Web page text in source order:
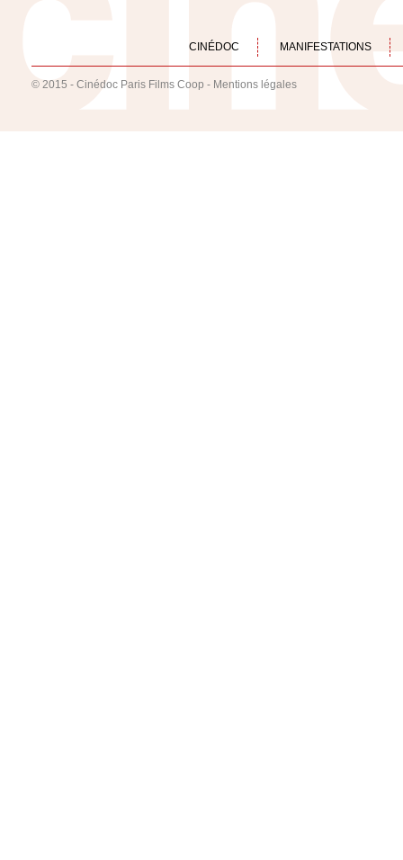
CINÉDOC MANIFESTATIONS
© 2015 - Cinédoc Paris Films Coop - Mentions légales